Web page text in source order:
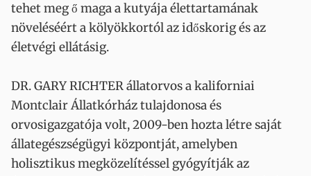
tehet meg ő maga a kutyája élettartamának
növeléséért a kölyökkortól az időskorig és az
életvégi ellátásig.
DR. GARY RICHTER állatorvos a kaliforniai
Montclair Állatkórház tulajdonosa és
orvosigazgatója volt, 2009-ben hozta létre saját
állategészségügyi központját, amelyben
holisztikus megközelítéssel gyógyítják az